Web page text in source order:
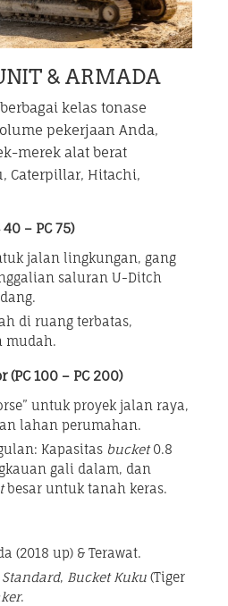
& ARMADA
kelas tonase
pekerjaan Anda,
merek alat berat
Caterpillar, Hitachi,
– PC 75)
jalan lingkungan, gang
saluran U-Ditch
di ruang terbatas,
mudah.
100 – PC 200)
untuk proyek jalan raya,
lahan perumahan.
Kapasitas bucket0.8
gali dalam, dan
besar untuk tanah keras.
(2018 up) & Terawat.
Standard, Bucket Kuku (Tiger
.